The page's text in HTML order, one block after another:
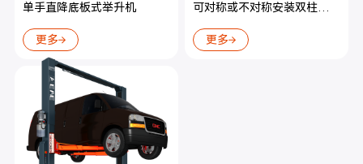
单手直降底板式举升机
更多
可对称或不对称安装双柱举升机
更多